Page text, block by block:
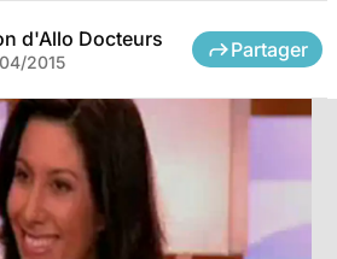
d'Allo Docteurs
2015
Partager